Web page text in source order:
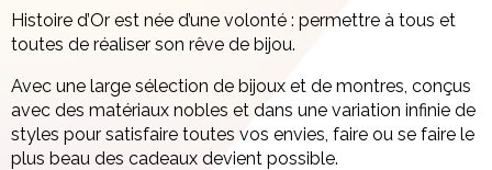
Histoire d’Or est née d’une volonté : permettre à tous et
toutes de réaliser son rêve de bijou.
Avec une large sélection de bijoux et de montres, conçus
avec des matériaux nobles et dans une variation infinie de
styles pour satisfaire toutes vos envies, faire ou se faire le
plus beau des cadeaux devient possible.